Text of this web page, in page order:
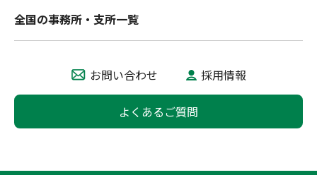
全国の事務所・支所一覧
お問い合わせ 採用情報
よくあるご質問